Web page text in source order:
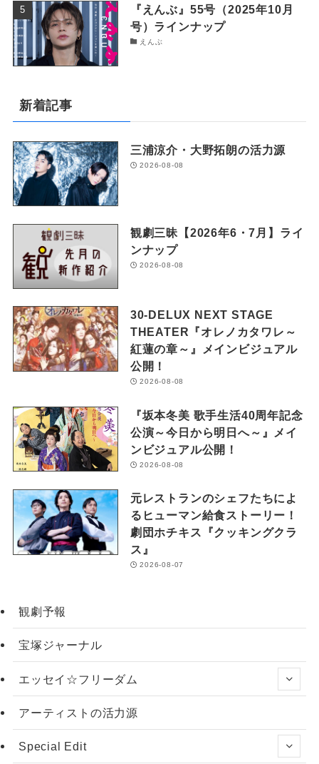
『えんぶ』55号（2025年10月
号）ラインナップ
えんぶ
新着記事
三浦涼介・大野拓朗の活力源
2026-08-08
観劇三昧【2026年6・7月】ライ
ンナップ
2026-08-08
30-DELUX NEXT STAGE
THEATER『オレノカタワレ～
紅蓮の章～』メインビジュアル
公開！
2026-08-08
『坂本冬美 歌手生活40周年記念
公演～今日から明日へ～』メイ
ンビジュアル公開！
2026-08-08
元レストランのシェフたちによ
るヒューマン給食ストーリー！
劇団ホチキス『クッキングクラ
ス』
2026-08-07
観劇予報
宝塚ジャーナル
エッセイ☆フリーダム
アーティストの活力源
Special Edit